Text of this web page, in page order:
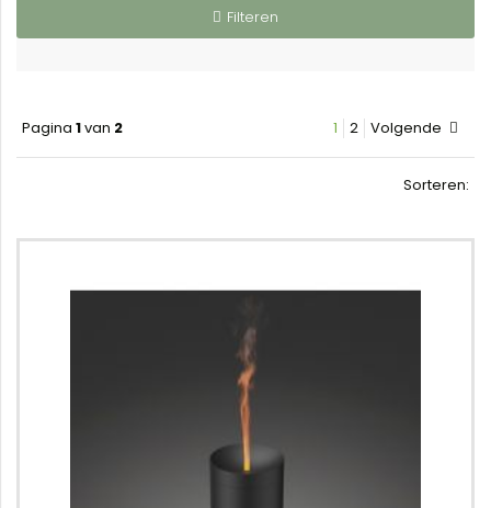
Filteren
Pagina 1van 2 1 2 Volgende
Sorteren: